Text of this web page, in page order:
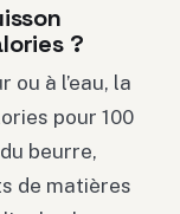
?
ou à l’eau, la
pour 100
beurre,
de matières